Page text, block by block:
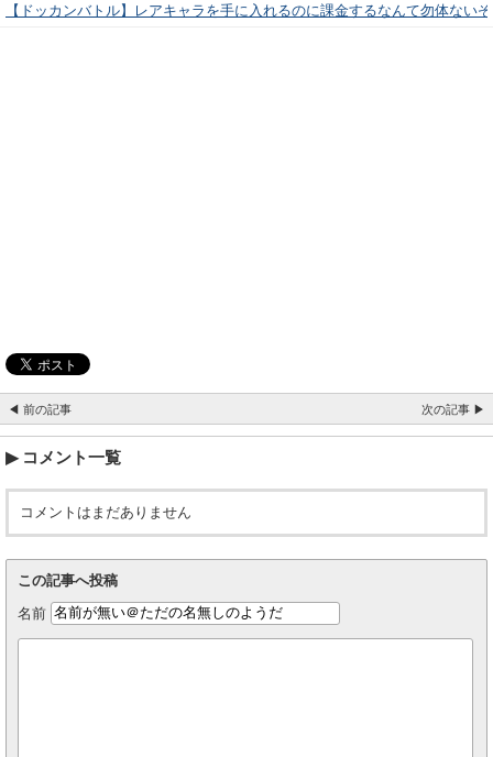
【ドッカンバトル】レアキャラを手に入れるのに課金するなんて勿体ない
◀ 前の記事 次の記事 ▶
コメント一覧
コメントはまだありません
この記事へ投稿
名前